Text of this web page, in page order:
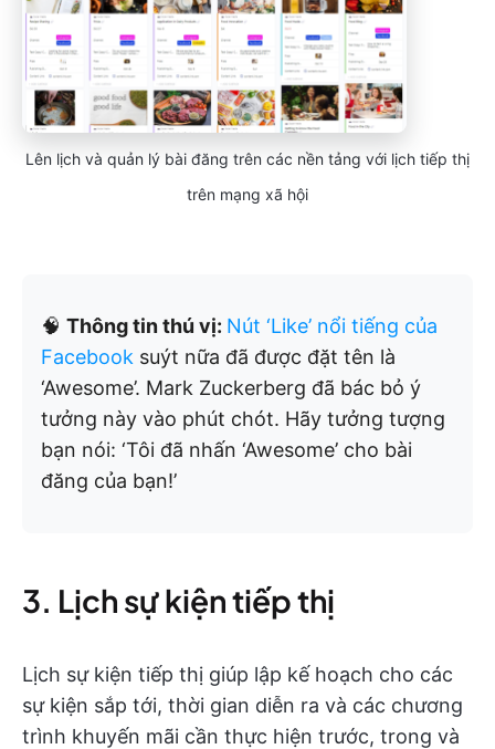
Lên lịch và quản lý bài đăng trên các nền tảng với lịch tiếp thị
trên mạng xã hội
🧠 Thông tin thú vị: Nút ‘Like’ nổi tiếng của
Facebook suýt nữa đã được đặt tên là
‘Awesome’. Mark Zuckerberg đã bác bỏ ý
tưởng này vào phút chót. Hãy tưởng tượng
bạn nói: ‘Tôi đã nhấn ‘Awesome’ cho bài
đăng của bạn!’
3. Lịch sự kiện tiếp thị
Lịch sự kiện tiếp thị giúp lập kế hoạch cho các
sự kiện sắp tới, thời gian diễn ra và các chương
trình khuyến mãi cần thực hiện trước, trong và